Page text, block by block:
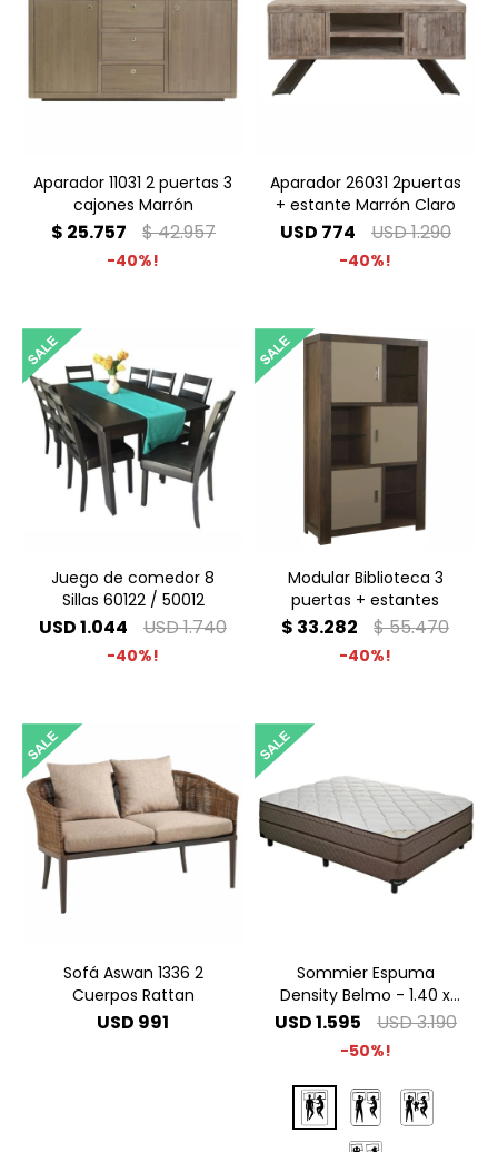
Aparador 11031 2 puertas 3
cajones Marrón
$ 25.757 $42.957
40
Aparador 26031 2puertas
+ estante Marrón Claro
USD 774 USD1.290
40
Juego de comedor 8
Sillas 60122 / 50012
USD1.044 USD1.740
40
Modular Biblioteca 3
puertas + estantes
$ 33.282 $55.470
40
Sofá Aswan 1336 2
Cuerpos Rattan
USD 991
Sommier Espuma
Density Belmo - 1.40 x
1.90 2 Plazas
USD1.595 USD3.190
50